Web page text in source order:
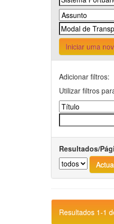
Iniciar uma
Adicionar filtros:
Utilizar filtros
Resultados/
Resultados 1-1